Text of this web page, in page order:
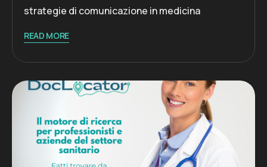
strategie di comunicazione in medicina
READ MORE